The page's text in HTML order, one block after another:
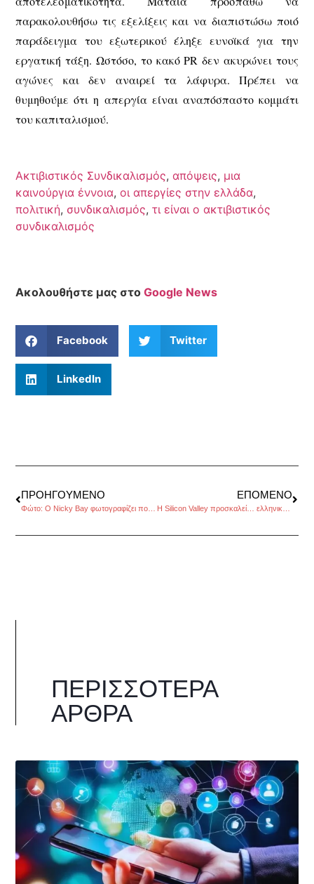
παρακολουθήσω τις εξελίξεις και να διαπιστώσω ποιό
παράδειγμα του εξωτερικού έληξε ευνοϊκά για την
εργατική τάξη. Ωστόσο, το κακό PR δεν ακυρώνει τους
αγώνες και δεν αναιρεί τα λάφυρα. Πρέπει να
θυμηθούμε ότι η απεργία είναι αναπόσπαστο κομμάτι
του καπιταλισμού.
Ακτιβιστικός Συνδικαλισμός,απόψεις, μια
καινούργια έννοια,οι απεργίες στην ελλάδα,
πολιτική, συνδικαλισμός,τι είναι ο ακτιβιστικός
συνδικαλισμός
Ακολουθήστε μας στοGoogle News
Facebook Twitter
LinkedIn
ΠΡΟΗΓΟΎΜΕΝΟ ΕΠΌΜΕΝΟ
ΠΕΡΙΣΣΌΤΕΡΑ
ΆΡΘΡΑ